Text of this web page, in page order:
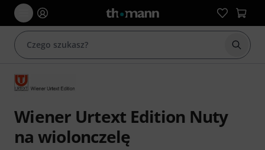
Wiener Urtext Edition Nuty
na wiolonczelę